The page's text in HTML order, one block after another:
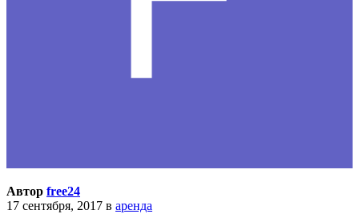
Автор free24
17 сентября, 2017 в аренда